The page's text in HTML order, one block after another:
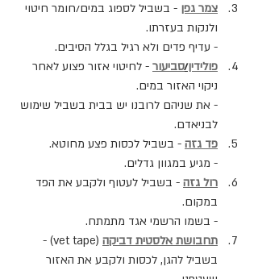
צמר גפן - בשביל לספוג במים/חומר חיטוי
ולנקות בעזרתו.
- עדיף פדים ולא רגיל בגלל הסיבים.
פולידין/סביעור - לחיטוי אזור פצוע לאחר
ניקוי האזור במים.
- את שניהם לרובנו יש בבית בשביל שימוש
לבניאדם.
פד גזה - בשביל לכסות פצע מחוטא.
- מגיע במגוון גדלים.
רול גזה - בשביל לעטוף ולקבע את הפד
במקום.
- בשמו הרשמי אגד מתמתח.
תחבושת אלסטית דביקה
(vet tape) -
בשביל להגן, לכסות ולקבע את האזור